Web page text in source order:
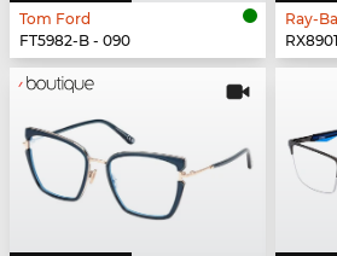
Tom Ford
FT5982-B - 090
Ray-